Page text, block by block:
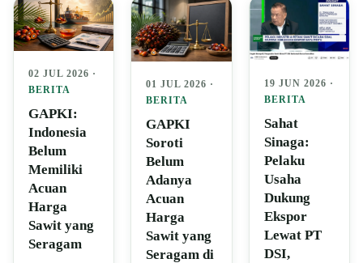
02 JUL 2026 ·
BERITA
GAPKI:
Indonesia
Belum
Memiliki
Acuan
Harga
Sawit yang
Seragam
01 JUL 2026 ·
BERITA
GAPKI
Soroti
Belum
Adanya
Acuan
Harga
Sawit yang
Seragam di
19 JUN 2026 ·
BERITA
Sahat
Sinaga:
Pelaku
Usaha
Dukung
Ekspor
Lewat PT
DSI,